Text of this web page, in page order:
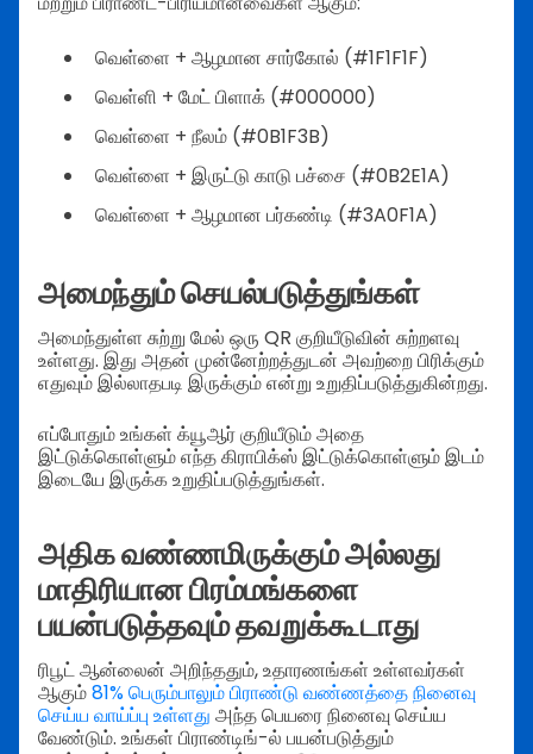
வெள்ளை + ஆழமான சார்கோல் (#1F1F1F)
வெள்ளி + மேட் பிளாக் (#000000)
வெள்ளை + நீலம் (#0B1F3B)
வெள்ளை + இருட்டு காடு பச்சை (#0B2E1A)
வெள்ளை + ஆழமான பர்கண்டி (#3A0F1A)
அமைந்தும் செயல்படுத்துங்கள்
அமைந்துள்ள சுற்று மேல் ஒரு QR குறியீடுவின் சுற்றளவு
உள்ளது. இது அதன் முன்னேற்றத்துடன் அவற்றை பிரிக்கும்
எதுவும் இல்லாதபடி இருக்கும் என்று உறுதிப்படுத்துகின்றது.
எப்போதும் உங்கள் க்யூஆர் குறியீடும் அதை
இட்டுக்கொள்ளும் எந்த கிராபிக்ஸ் இட்டுக்கொள்ளும் இடம்
இடையே இருக்க உறுதிப்படுத்துங்கள்.
அதிக வண்ணமிருக்கும் அல்லது
மாதிரியான பிரம்மங்களை
பயன்படுத்தவும் தவறுக்கூடாது
ரிபூட் ஆன்லைன் அறிந்ததும், உதாரணங்கள் உள்ளவர்கள்
ஆகும்81% பெரும்பாலும் பிராண்டு வண்ணத்தை நினைவு
செய்ய வாய்ப்பு உள்ளது அந்த பெயரை நினைவு செய்ய
வேண்டும். உங்கள் பிராண்டிங்-ல் பயன்படுத்தும்